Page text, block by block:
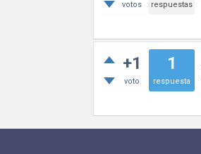
votos respuestas
+1
voto
1
respuesta